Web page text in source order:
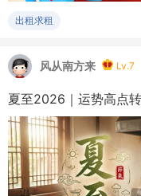
出租求租
风从南方来 Lv.7
夏至2026｜运势高点